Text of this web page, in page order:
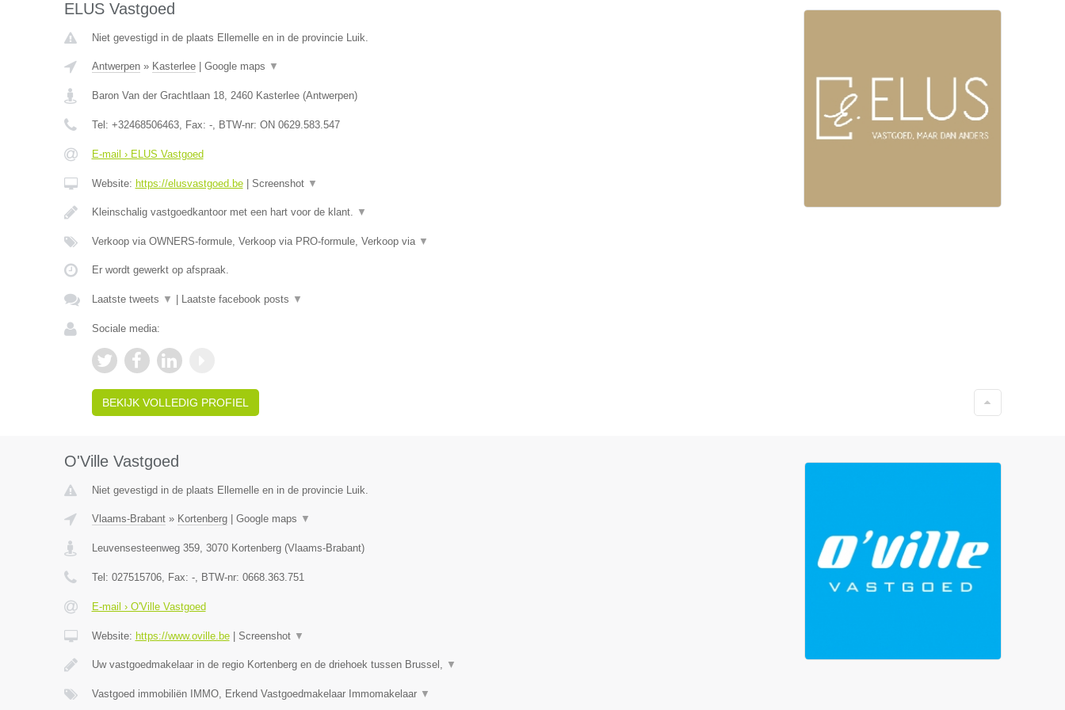
ELUS Vastgoed
Niet gevestigd in de plaats Ellemelle en in de provincie Luik.
Antwerpen» Kasterlee| Google maps ▼
Baron Van der Grachtlaan 18, 2460 Kasterlee(Antwerpen)
Tel: +32468506463, Fax: -, BTW-nr: ON 0629.583.547
E-mail › ELUS Vastgoed
Website: https://elusvastgoed.be| Screenshot ▼
Kleinschalig vastgoedkantoor met een hart voor de klant. ▼
Verkoop via OWNERS-formule, Verkoop via PRO-formule, Verkoop via ▼
Er wordt gewerkt op afspraak.
Laatste tweets ▼ Laatste facebook posts ▼
Sociale media:
BEKIJK VOLLEDIG PROFIEL
O'Ville Vastgoed
Niet gevestigd in de plaats Ellemelle en in de provincie Luik.
Vlaams-Brabant» Kortenberg| Google maps ▼
Leuvensesteenweg 359, 3070 Kortenberg(Vlaams-Brabant)
Tel: 027515706, Fax: -, BTW-nr: 0668.363.751
E-mail › O'Ville Vastgoed
Website: https://www.oville.be| Screenshot ▼
Uw vastgoedmakelaar in de regio Kortenberg en de driehoek tussen Brussel, ▼
Vastgoed immobiliën IMMO, Erkend Vastgoedmakelaar Immomakelaar ▼